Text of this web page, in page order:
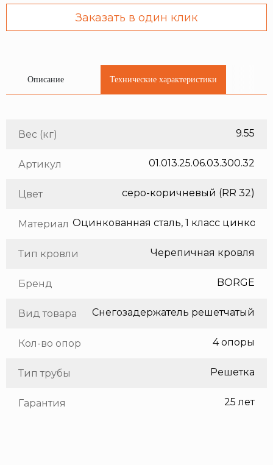
Заказать в один клик
Описание Технические характеристики
Вес (кг) 9.55
Артикул 01.013.25.06.03.300.32
Цвет серо-коричневый (RR 32)
Материал
Тип кровли Черепичная кровля
Бренд BORGE
Вид товара Снегозадержатель решетчатый
Кол-во опор 4 опоры
Тип трубы Решетка
Гарантия 25 лет